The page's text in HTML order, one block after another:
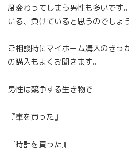
度変わってしまう男性も多いです
いる、負けていると思うのでしょ
ご相談時にマイホーム購入のきっ
の購入もよくお聞きます。
男性は競争する生き物で
『車を買った』
『時計を買った』